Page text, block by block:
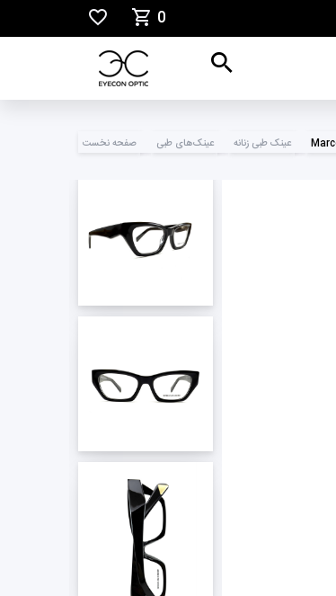
0
صفحه نخست عینک‌های طبی عینک طبی زنانه